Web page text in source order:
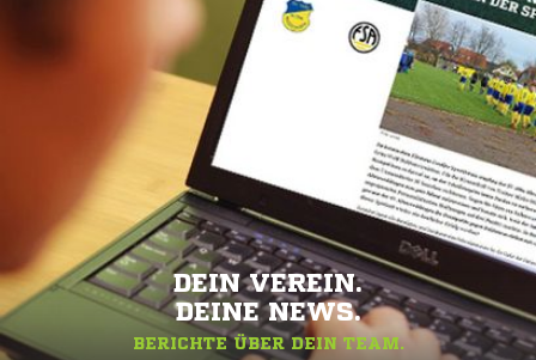
DEIN VEREIN.
DEINE NEWS.
BERICHTE ÜBER DEIN TEAM.